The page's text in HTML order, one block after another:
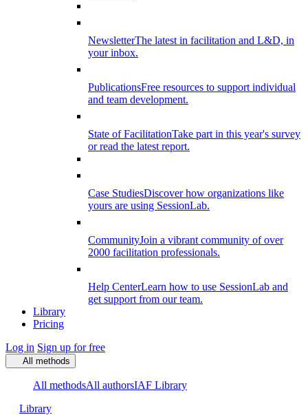
NewsletterThe latest in facilitation and L&D, in
your inbox.
PublicationsFree resources to support individual
and team development.
State of FacilitationTake part in this year's survey
or read the latest report.
Case StudiesDiscover how organizations like
yours are using SessionLab.
CommunityJoin a vibrant community of over
2000 facilitation professionals.
Help CenterLearn how to use SessionLab and
get support from our team.
Library
Pricing
Log in Sign up for free
All methods
All methodsAll authorsIAF Library
Library